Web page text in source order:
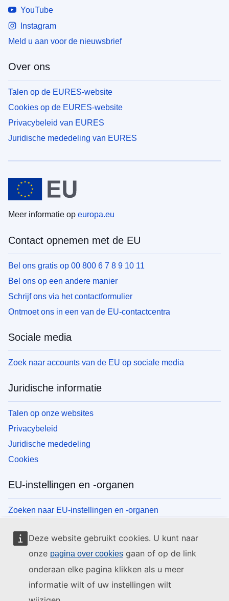
Deze website gebruikt cookies. U kunt naar
onze pagina over cookies gaan of op de link
onderaan elke pagina klikken als u meer
informatie wilt of uw instellingen wilt
YouTube
Instagram
Meld u aan voor de nieuwsbrief
Over ons
Talen op de EURES-website
Cookies op de EURES-website
Privacybeleid van EURES
Juridische mededeling van EURES
Meer informatie op europa.eu
Contact opnemen met de EU
Bel ons gratis op 00 800 6 7 8 9 10 11
Bel ons op een andere manier
Schrijf ons via het contactformulier
Ontmoet ons in een van de EU-contactcentra
Sociale media
Zoek naar accounts van de EU op sociale media
Juridische informatie
Talen op onze websites
Privacybeleid
Juridische mededeling
Cookies
EU-instellingen en -organen
Zoeken naar EU-instellingen en -organen